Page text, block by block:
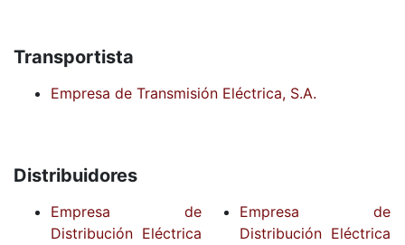
Transportista
Empresa de Transmisión Eléctrica, S.A.
Distribuidores
Empresa de
Distribución Eléctrica
Empresa de
Distribución Eléctrica